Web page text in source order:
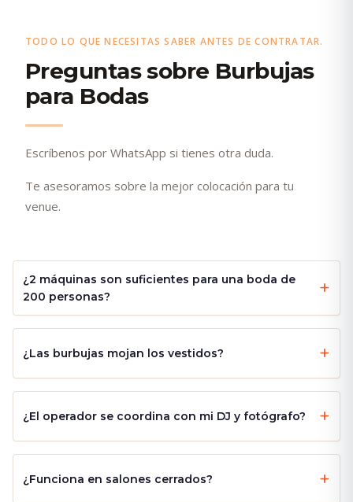
TODO LO QUE NECESITAS SABER ANTES DE CONTRATAR.
Preguntas sobre Burbujas
para Bodas
Escríbenos por WhatsApp si tienes otra duda.
Te asesoramos sobre la mejor colocación para tu
venue.
¿2 máquinas son suficientes para una boda de
200 personas?
¿Las burbujas mojan los vestidos?
¿El operador se coordina con mi DJ y fotógrafo?
¿Funciona en salones cerrados?